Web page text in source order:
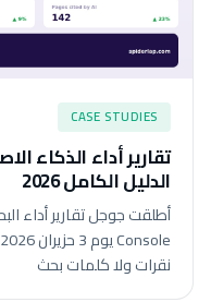
CASE STUDIES
الدليل الكامل 2026
نقرات ولا كلمات بحث